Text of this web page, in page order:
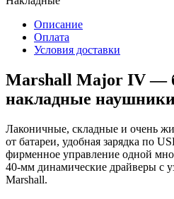
Описание
Оплата
Условия доставки
Marshall Major IV —
накладные
Лаконичные, складные и очень
от батареи, удобная зарядка по
фирменное управление одной
40‑мм динамические драйверы с
Marshall.